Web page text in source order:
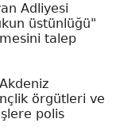
Adliyesi
üstünlüğü"
talep
örgütleri ve
polis